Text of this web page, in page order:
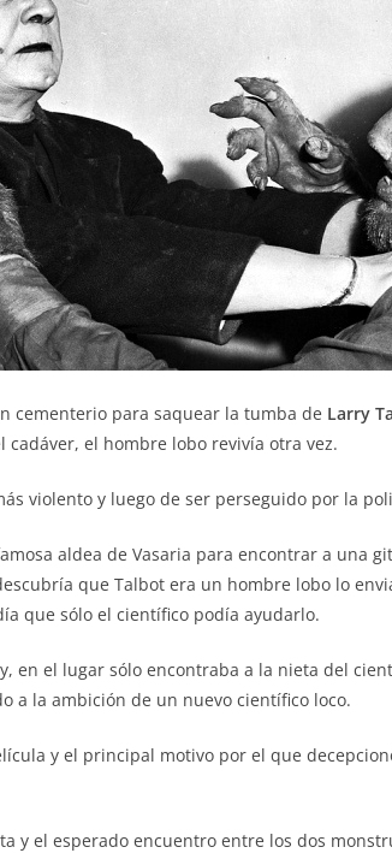
cementerio para saquear la tumba de Larry
cadáver, el hombre lobo revivía otra vez.
violento y luego de ser perseguido por la
aldea de Vasaria para encontrar a una
que Talbot era un hombre lobo lo
que sólo el científico podía ayudarlo.
en el lugar sólo encontraba a la nieta del
a la ambición de un nuevo científico loco.
y el principal motivo por el que
y el esperado encuentro entre los dos